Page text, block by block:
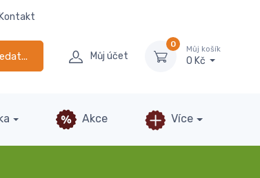
Kontakt
Můj účet
0
Můj košík
0 Kč
Akce Více